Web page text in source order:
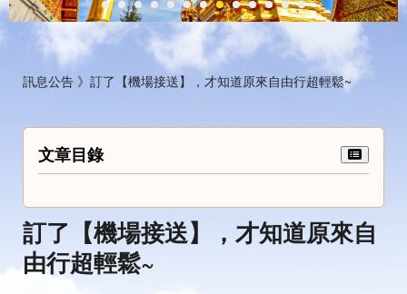
訊息公告 》 訂了【機場接送】，才知道原來自由行超輕鬆~
文章目錄
訂了【機場接送】，才知道原來自
由行超輕鬆~